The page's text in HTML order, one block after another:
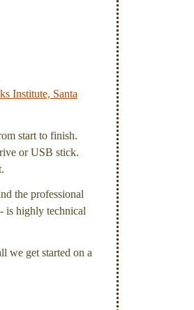
Institute, Santa
start to finish.
or USB stick.
the professional
is highly technical
we get started on a